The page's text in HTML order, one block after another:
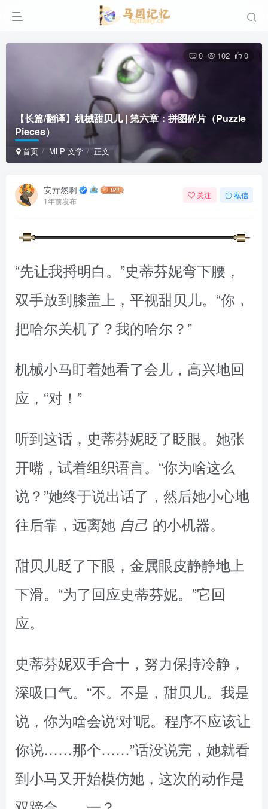
【长篇/翻译】机械甜贝儿 | 第六章：拼图碎片（Puzzle
Pieces）
首页 MLP 文学 正文
0 102 0
安亓然啊
1年前发布
关注 私信
“先让我捋明白。”史蒂芬妮弯下腰，
双手放到膝盖上，平视甜贝儿。“你，
把哈尔关机了？我的哈尔？”
机械小马盯着她看了会儿，高兴地回
应，“对！”
听到这话，史蒂芬妮眨了眨眼。她张
开嘴，试着组织语言。“你为啥这么
说？”她终于说出话了，然后她小心地
往后靠，远离她 自己 的小机器。
甜贝儿眨了下眼，金属眼皮静静地上
下滑。“为了回应史蒂芬妮。”它回
应。
史蒂芬妮双手合十，努力保持冷静，
深吸口气。“不。不是，甜贝儿。我是
说，你为啥会说‘对’呢。程序不应该让
你说……那个……”话没说完，她就看
到小马又开始模仿她，这次的动作是